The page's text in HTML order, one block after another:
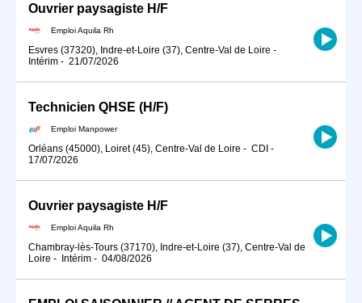
Ouvrier paysagiste H/F
Emploi Aquila Rh
Esvres (37320), Indre-et-Loire (37), Centre-Val de Loire -
Intérim - 21/07/2026
Technicien QHSE (H/F)
Emploi Manpower
Orléans (45000), Loiret (45), Centre-Val de Loire - CDI -
17/07/2026
Ouvrier paysagiste H/F
Emploi Aquila Rh
Chambray-lès-Tours (37170), Indre-et-Loire (37), Centre-Val de
Loire - Intérim - 04/08/2026